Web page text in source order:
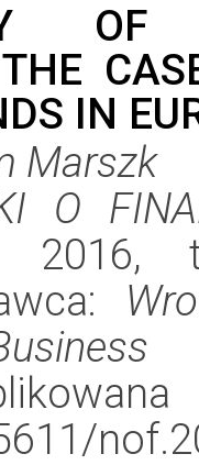
OF
IN
Marszk
O
2016,